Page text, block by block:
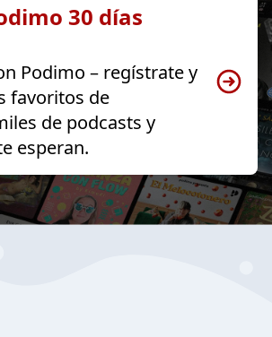
30 días
Podimo – regístrate y
favoritos de
de podcasts y
esperan.